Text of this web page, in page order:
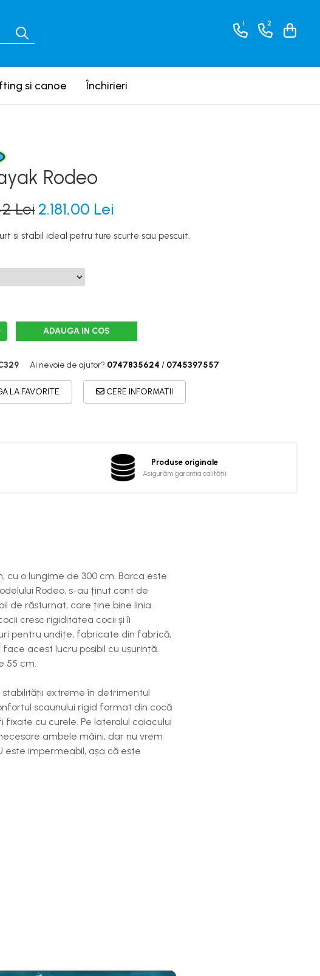
1 2
si canoe Închirieri
Rodeo
Lei 2.181,00 Lei
si stabil ideal petru ture scurte sau pescuit.
ADAUGA IN COS
Ai nevoie de ajutor? 0747835624 / 0745397557
LA FAVORITE CERE INFORMATII
Produse originale
Asigurăm garanția calității
cu o lungime de 300 cm. Barca este
Rodeo, s-au ținut cont de
de răsturnat, care ține bine linia
cresc rigiditatea cocii și îi
pentru undițe, fabricate din fabrică,
acest lucru posibil cu ușurință.
55 cm.
extreme în detrimentul
scaunului rigid format din cocă
cu curele. Pe lateralul caiacului
ambele mâini, dar nu vrem
este impermeabil, așa că este